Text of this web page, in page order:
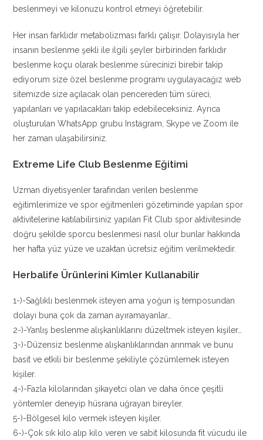
beslenmeyi ve kilonuzu kontrol etmeyi öğretebilir.
Her insan farklıdır metabolizması farklı çalışır. Dolayısıyla her
insanın beslenme şekli ile ilgili şeyler birbirinden farklıdır
beslenme koçu olarak beslenme sürecinizi birebir takip
ediyorum size özel beslenme programı uygulayacağız web
sitemizde size açılacak olan pencereden tüm süreci,
yapılanları ve yapılacakları takip edebileceksiniz. Ayrıca
oluşturulan WhatsApp grubu Instagram, Skype ve Zoom ile
her zaman ulaşabilirsiniz.
Extreme Life Club Beslenme Eğitimi
Uzman diyetisyenler tarafından verilen beslenme
eğitimlerimize ve spor eğitmenleri gözetiminde yapılan spor
aktivitelerine katılabilirsiniz yapılan Fit Club spor aktivitesinde
doğru şekilde sporcu beslenmesi nasıl olur bunlar hakkında
her hafta yüz yüze ve uzaktan ücretsiz eğitim verilmektedir.
Herbalife Ürünlerini Kimler Kullanabilir
1-)-Sağlıklı beslenmek isteyen ama yoğun iş temposundan
dolayı buna çok da zaman ayıramayanlar…
2-)-Yanlış beslenme alışkanlıklarını düzeltmek isteyen kişiler…
3-)-Düzensiz beslenme alışkanlıklarından arınmak ve bunu
basit ve etkili bir beslenme şekiliyle çözümlemek isteyen
kişiler.
4-)-Fazla kilolarından şikayetci olan ve daha önce çeşitli
yöntemler deneyip hüsrana uğrayan bireyler.
5-)-Bölgesel kilo vermek isteyen kişiler.
6-)-Çok sık kilo alıp kilo veren ve sabit kilosunda fit vücudu ile